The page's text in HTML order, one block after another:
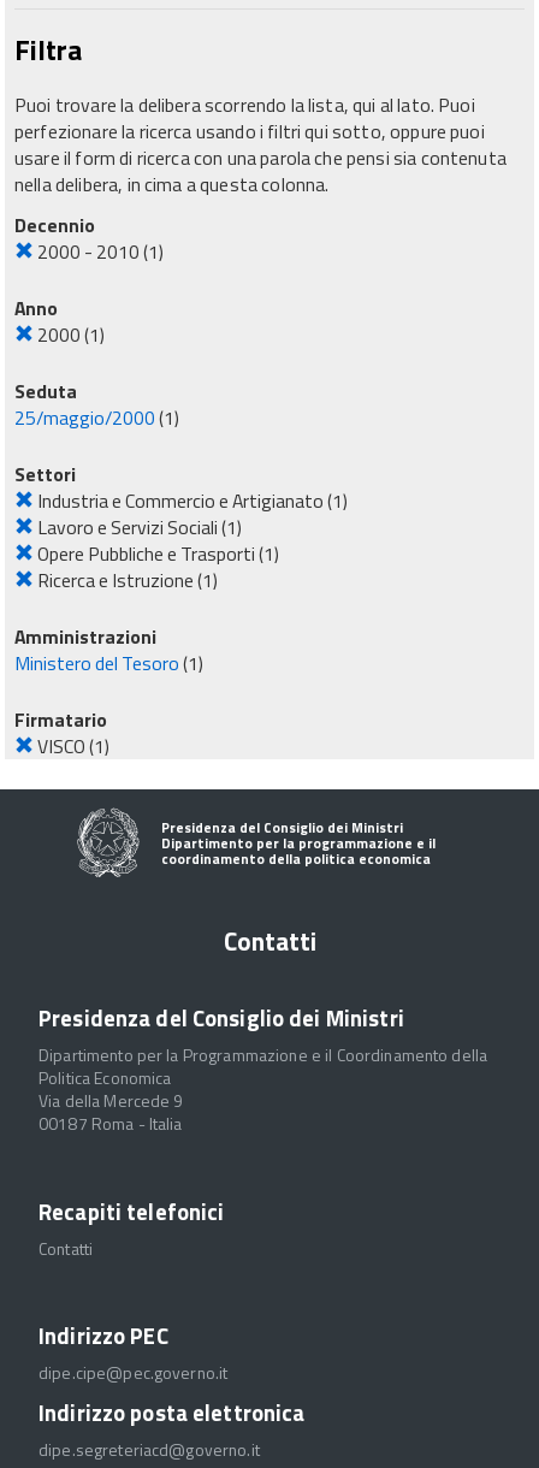
Filtra
Puoi trovare la delibera scorrendo la lista, qui al lato. Puoi
perfezionare la ricerca usando i filtri qui sotto, oppure puoi
usare il form di ricerca con una parola che pensi sia contenuta
nella delibera, in cima a questa colonna.
Decennio
2000 - 2010(1)
Anno
2000(1)
Seduta
25/maggio/2000(1)
Settori
Industria e Commercio e Artigianato(1)
Lavoro e Servizi Sociali(1)
Opere Pubbliche e Trasporti(1)
Ricerca e Istruzione(1)
Amministrazioni
Ministero del Tesoro(1)
Firmatario
VISCO(1)
Presidenza del Consiglio dei Ministri
Dipartimento per la programmazione e il
coordinamento della politica economica
Contatti
Presidenza del Consiglio dei Ministri
Dipartimento per la Programmazione e il Coordinamento della
Politica Economica
Via della Mercede 9
00187 Roma - Italia
Recapiti telefonici
Contatti
Indirizzo PEC
dipe.cipe@pec.governo.it
Indirizzo posta elettronica
dipe.segreteriacd@governo.it